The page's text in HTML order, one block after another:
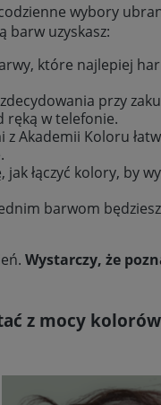
wybory
barw uzyskasz:
które najlepiej
przy
ręką w telefonie.
z Akademii Koloru
jak łączyć kolory, by
barwom
Wystarczy, że
z mocy